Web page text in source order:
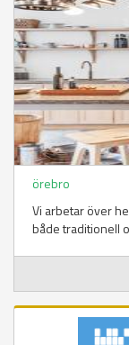
örebro
Vi arbetar över
både traditionell